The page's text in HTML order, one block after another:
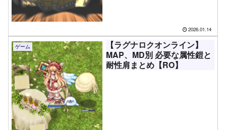
2026.01.14
ゲーム
【ラグナロクオンライン】
MAP、MD別 必要な属性鎧と
耐性肩まとめ【RO】